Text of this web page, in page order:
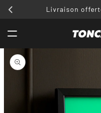
Livraison
PASSER AUX
INFORMATIONS
PRODUITS